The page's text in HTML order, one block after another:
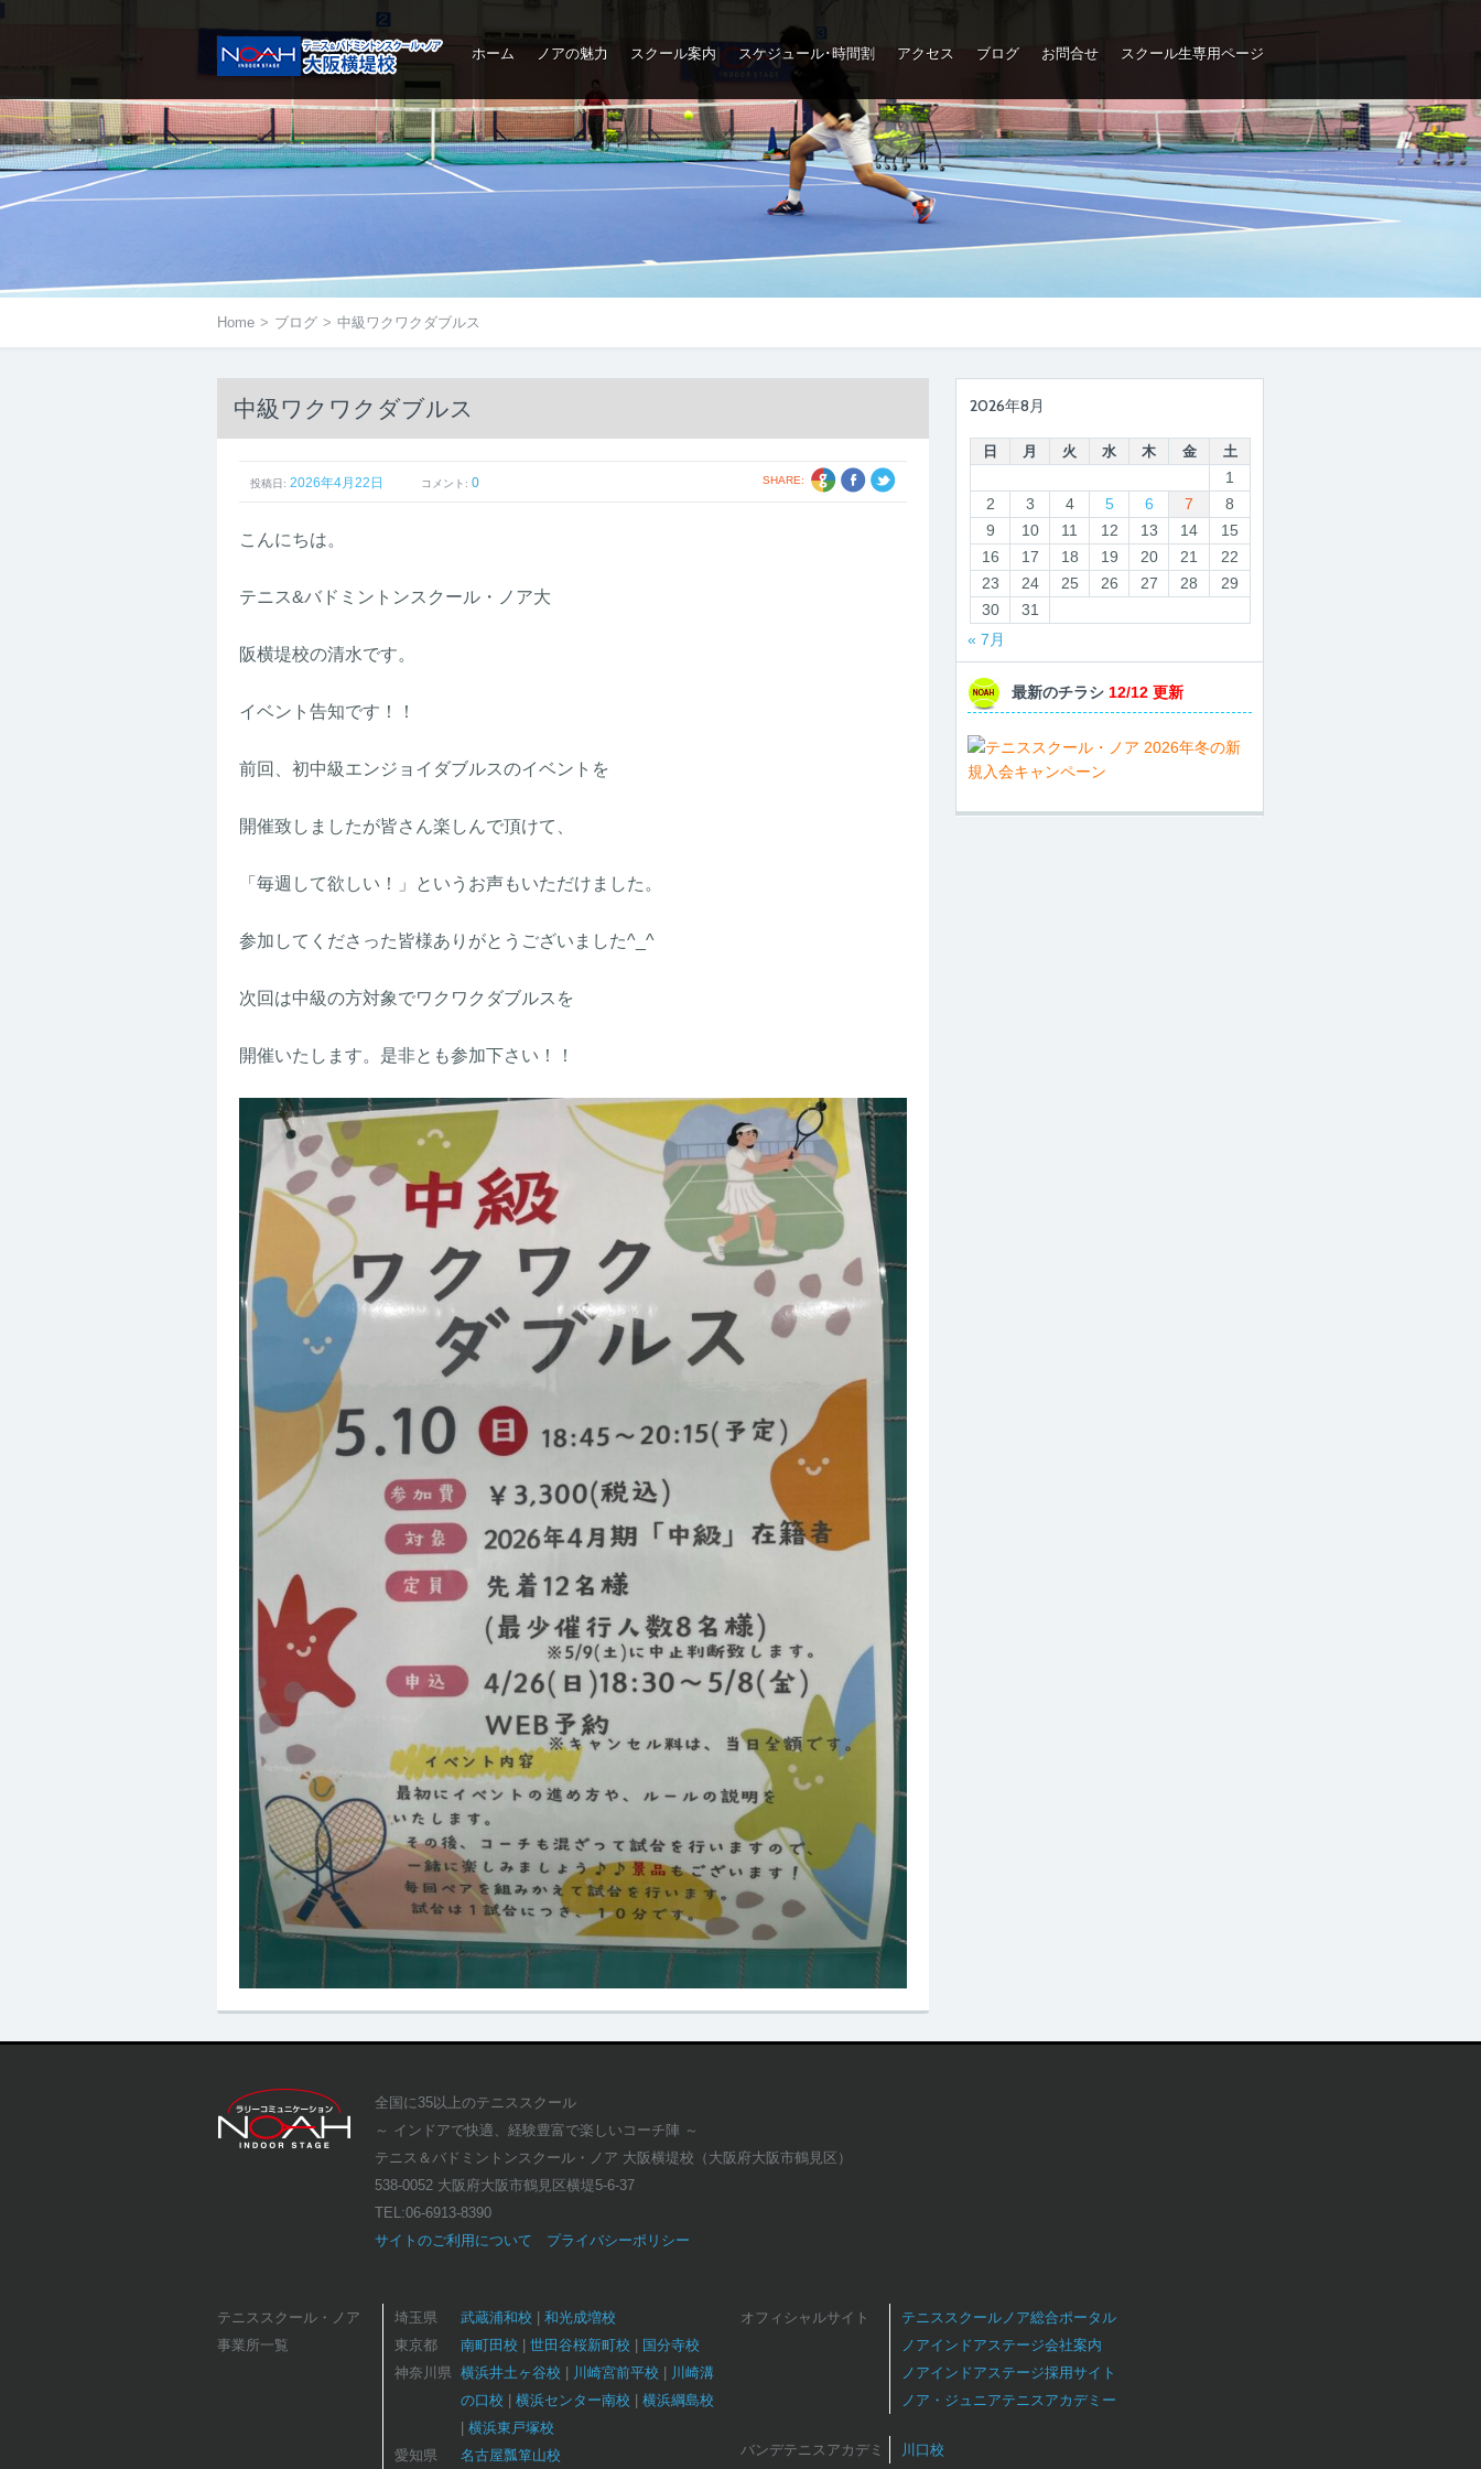
メニューは右にあるアイコン
をタップ
ホーム ノアの魅力 スクール案内 スケジュール･時間割 アクセス ブログ お問合せ スクール生専用ページ
Home > ブログ > 中級ワクワクダブルス
中級ワクワクダブルス
SHARE:
GOOGLE +1
FACEBOOK
TWITTER
投稿日: 2026年4月22日 コメント: 0
こんにちは。
テニス&バドミントンスクール・ノア大
阪横堤校の清水です。
イベント告知です！！
前回、初中級エンジョイダブルスのイベントを
開催致しましたが皆さん楽しんで頂けて、
「毎週して欲しい！」というお声もいただけました。
参加してくださった皆様ありがとうございました^_^
次回は中級の方対象でワクワクダブルスを
開催いたします。是非とも参加下さい！！
2026年8月
日 月 火 水 木 金 土
1
2
3 4 5 6 7
8
9
10 11 12 13 14
15
16
17 18 19 20 21
22
23
24 25 26 27 28
29
30
31
« 7月
最新のチラシ 12/12 更新
全国に35以上のテニススクール
～ インドアで快適、経験豊富で楽しいコーチ陣 ～
テニス＆バドミントンスクール・ノア 大阪横堤校（大阪府大阪市鶴見区）
538-0052 大阪府大阪市鶴見区横堤5-6-37
TEL:06-6913-8390
サイトのご利用について
プライバシーポリシー
テニススクール・ノア
事業所一覧
埼玉県 武蔵浦和校
和光成増校
東京都
南町田校 世田谷桜新町校
国分寺校
神奈川県 横浜井土ヶ谷校 川崎宮前平校
川崎溝
の口校
横浜センター南校
横浜綱島校
横浜東戸塚校
愛知県
名古屋瓢箪山校
オフィシャルサイト
テニススクールノア総合ポータル
ノアインドアステージ会社案内
ノアインドアステージ採用サイト
ノア・ジュニアテニスアカデミー
バンデテニスアカデミ 川口校